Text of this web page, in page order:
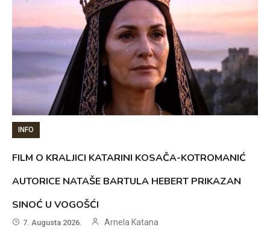
INFO
FILM O KRALJICI KATARINI KOSAČA-KOTROMANIĆ
AUTORICE NATAŠE BARTULA HEBERT PRIKAZAN
SINOĆ U VOGOŠĆI
7. Augusta 2026. Arnela Katana